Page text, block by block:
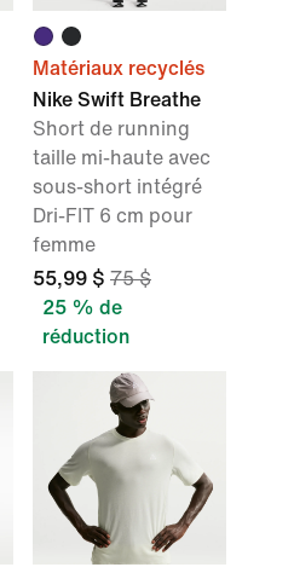
Matériaux recyclés
Nike Swift Breathe
Short de running
taille mi-haute avec
sous-short intégré
Dri-FIT 6 cm pour
femme
55,99 $ 75 $
25 % de
réduction